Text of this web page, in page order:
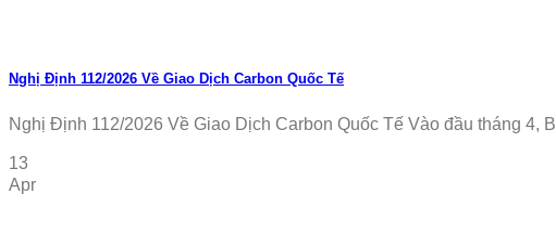
Nghị Định 112/2026 Về Giao Dịch Carbon Quốc Tế
Nghị Định 112/2026 Về Giao Dịch Carbon Quốc Tế Vào đầu tháng 4,
13
Apr